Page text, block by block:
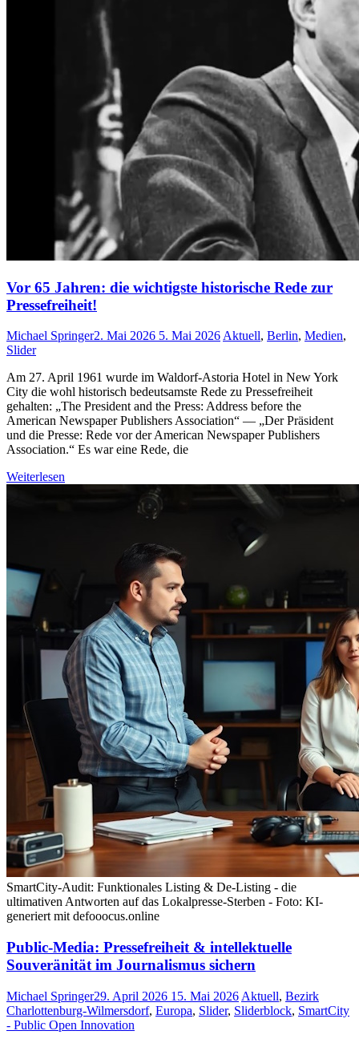
Vor 65 Jahren: die wichtigste historische Rede zur
Pressefreiheit!
Michael Springer2. Mai 2026 5. Mai 2026 Aktuell, Berlin, Medien,
Slider
Am 27. April 1961 wurde im Waldorf-Astoria Hotel in New York
City die wohl historisch bedeutsamste Rede zu Pressefreiheit
gehalten: „The President and the Press: Address before the
American Newspaper Publishers Association“ — „Der Präsident
und die Presse: Rede vor der American Newspaper Publishers
Association.“ Es war eine Rede, die
Weiterlesen
SmartCity-Audit: Funktionales Listing & De-Listing - die
ultimativen Antworten auf das Lokalpresse-Sterben - Foto: KI-
generiert mit defooocus.online
Public-Media: Pressefreiheit & intellektuelle
Souveränität im Journalismus sichern
Michael Springer29. April 2026 15. Mai 2026 Aktuell, Bezirk
Charlottenburg-Wilmersdorf, Europa, Slider, Sliderblock, SmartCity
- Public Open Innovation